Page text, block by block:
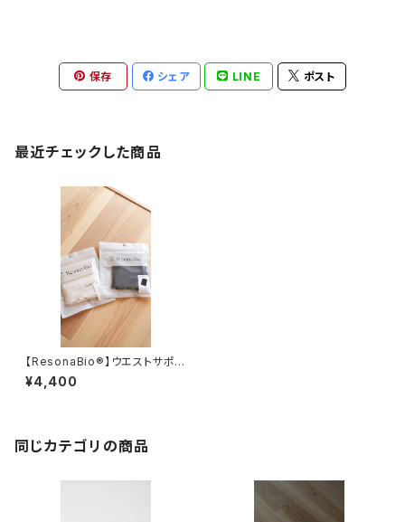
保存 シェア LINE ポスト
最近チェックした商品
【ResonaBio®】ウエストサポ
ート
¥4,400
同じカテゴリの商品